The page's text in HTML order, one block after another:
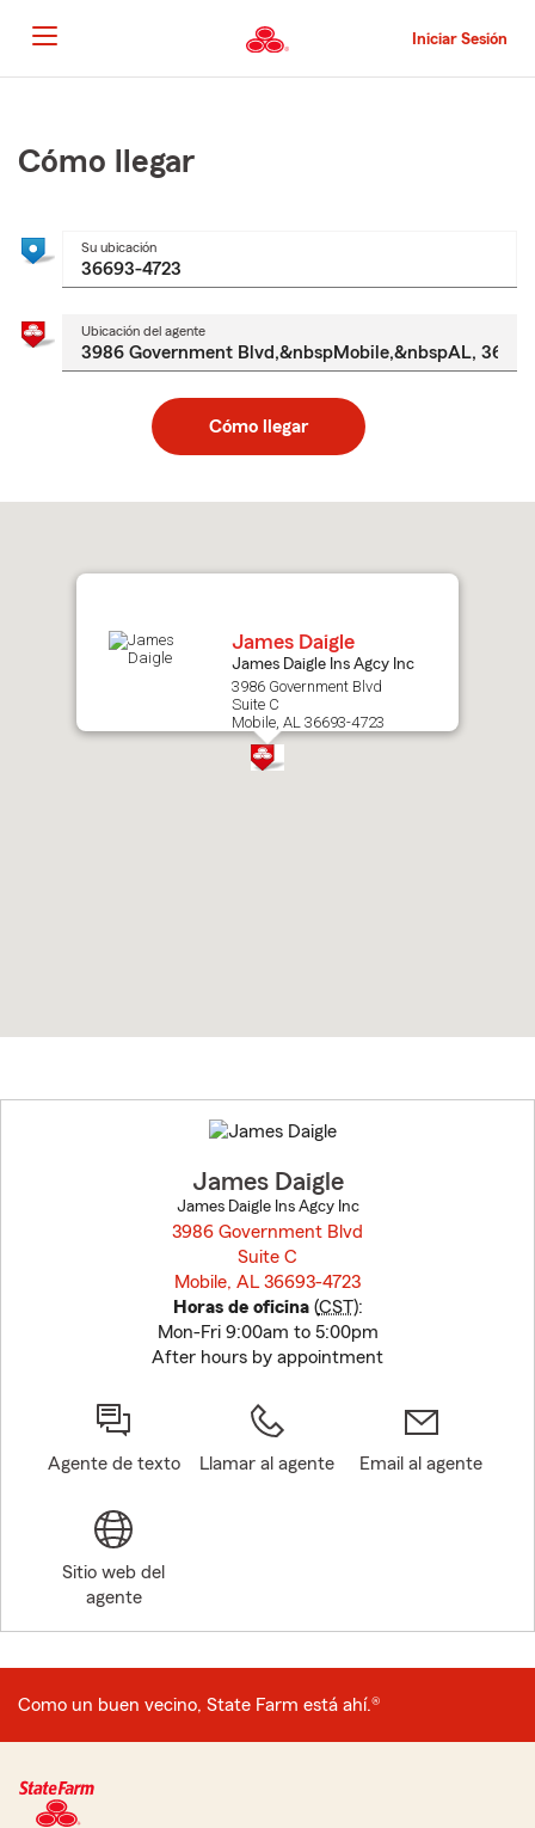
al
contenido
principal
Iniciar Sesión
principal
Cómo llegar
Su ubicación
Ubicación del agente
Cómo llegar
to
James Daigle
James Daigle Ins Agcy Inc
3986 Government Blvd
Suite C
Mobile, AL 36693-4723
to
before
James Daigle
James Daigle Ins Agcy Inc
3986 Government Blvd
Suite C
Mobile, AL 36693-4723
Horas de oficina(CST):
Mon-Fri 9:00am to 5:00pm
After hours by appointment
Agente de texto Llamar al agente Email al agente
Sitio web del
agente
Como un buen vecino, State Farm está ahí.®